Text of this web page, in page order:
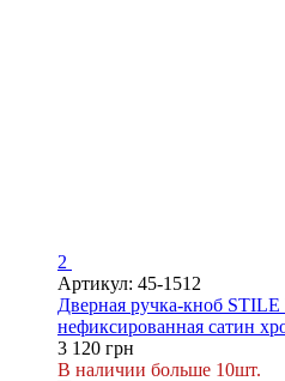
2
Артикул: 45-1512
Дверная ручка-кноб STILE
нефиксированная сатин
3 120 грн
В наличии больше 10шт.